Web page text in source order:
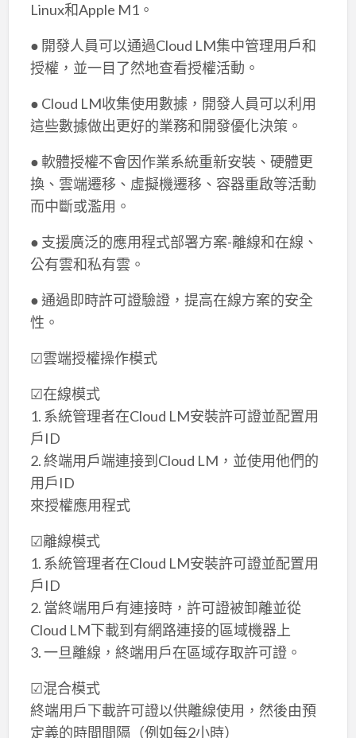
Linux和Apple M1。
● 開發人員可以通過Cloud LM集中管理用戶和
授權，並一目了然地查看授權活動。
● Cloud LM收集使用數據，開發人員可以利用
這些數據做出更好的業務和開發優化決策。
● 軟體授權不會因作業系統重新安裝、硬體更
換、雲端遷移、虛擬機遷移、容器重啟等活動
而中斷或濫用。
● 支援廣泛的應用程式部署方案-離線和在線、
公有雲和私有雲。
● 通過即時許可證驗證，提高在線方案的安全
性。
☑雲端授權操作模式
☑在線模式
1. 系統管理者在Cloud LM安裝許可證並配置用
戶ID
2. 終端用戶端連接到Cloud LM，並使用他們的
用戶ID
來授權應用程式
☑離線模式
1. 系統管理者在Cloud LM安裝許可證並配置用
戶ID
2. 當終端用戶有連接時，許可證被卸離並從
Cloud LM下載到有網路連接的區域機器上
3. 一旦離線，終端用戶在區域存取許可證。
☑混合模式
終端用戶下載許可證以供離線使用，然後由預
定義的時間間隔（例如每2小時）